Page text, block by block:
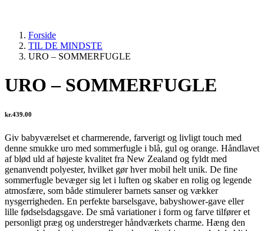
Forside
TIL DE MINDSTE
URO – SOMMERFUGLE
URO – SOMMERFUGLE
kr.439.00
Giv babyværelset et charmerende, farverigt og livligt touch med
denne smukke uro med sommerfugle i blå, gul og orange. Håndlavet
af blød uld af højeste kvalitet fra New Zealand og fyldt med
genanvendt polyester, hvilket gør hver mobil helt unik. De fine
sommerfugle bevæger sig let i luften og skaber en rolig og legende
atmosfære, som både stimulerer barnets sanser og vækker
nysgerrigheden. En perfekte barselsgave, babyshower-gave eller
lille fødselsdagsgave. De små variationer i form og farve tilfører et
personligt præg og understreger håndværkets charme. Hæng den